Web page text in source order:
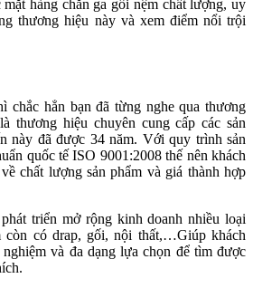
mặt hàng chăn ga gối nệm chất lượng, uy
thương hiệu này và xem điểm nổi trội
hẳn bạn đã từng nghe qua thương
thương hiệu chuyên cung cấp các sản
này đã được 34 năm. Với quy trình sản
quốc tế ISO 9001:2008 thế nên khách
chất lượng sản phẩm và giá thành hợp
triển mở rộng kinh doanh nhiều loại
còn có drap, gối, nội thất,…Giúp khách
và đa dạng lựa chọn để tìm được